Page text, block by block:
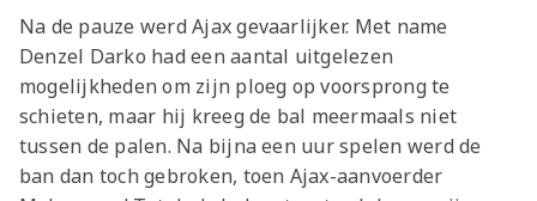
Na de pauze werd Ajax gevaarlijker. Met name
Denzel Darko had een aantal uitgelezen
mogelijkheden om zijn ploeg op voorsprong te
schieten, maar hij kreeg de bal meermaals niet
tussen de palen. Na bijna een uur spelen werd de
ban dan toch gebroken, toen Ajax-aanvoerder